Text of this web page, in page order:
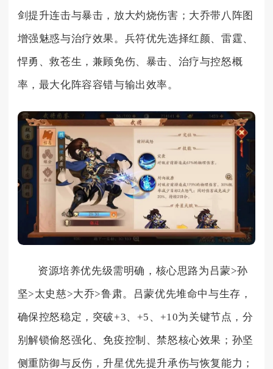
剑提升连击与暴击，放大灼烧伤害；大乔带八阵图
增强魅惑与治疗效果。兵符优先选择红颜、雷霆、
悍勇、救苍生，兼顾免伤、暴击、治疗与控怒概
率，最大化阵容容错与输出效率。
资源培养优先级需明确，核心思路为吕蒙>孙
坚>太史慈>大乔>鲁肃。吕蒙优先堆命中与生存，
确保控怒稳定，突破+3、+5、+10为关键节点，分
别解锁偷怒强化、免疫控制、禁怒核心效果；孙坚
侧重防御与反伤，升星优先提升承伤与恢复能力；